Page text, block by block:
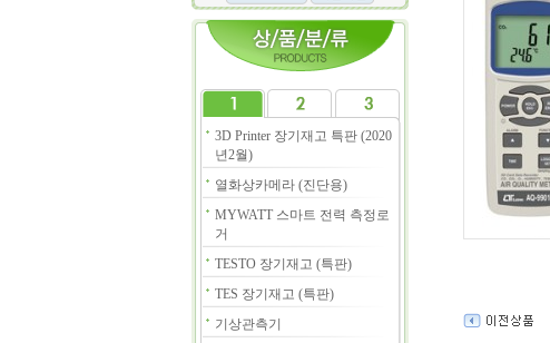
3D Printer 장기재고 특판 (2020
년2월)
열화상카메라 (진단용)
MYWATT 스마트 전력 측정로
거
TESTO 장기재고 (특판)
TES 장기재고 (특판)
기상관측기